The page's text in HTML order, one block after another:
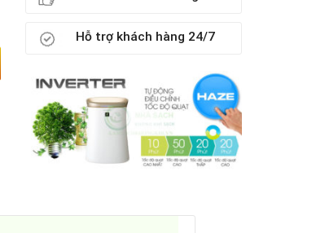
Hỗ trợ khách hàng 24/7